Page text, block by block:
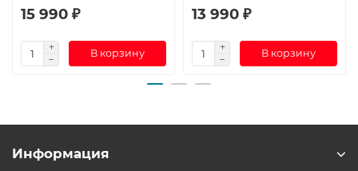
15 990 ₽
В корзину
13 990 ₽
В корзину
Информация